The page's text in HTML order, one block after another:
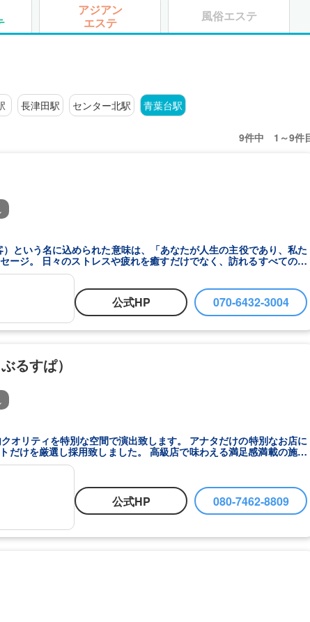
アジアン
エステ
風俗エステ
長津田駅 センター北駅 青葉台駅
9件中 1～9件
という名に込められた意味は、「あなたが人生の主役であり、私た
ージ。 日々のストレスや疲れを癒すだけでなく、訪れるすべてのお
ち上がる力を得られる場所。 田園都市線沿いの、青葉台・たまプラ
倒的なコストパフォーマンスとハイクオリティなサービスを両立さ
公式HP 070-6432-3004
るすぱ）
な空間で演出致します。 アナタだけの特別なお店に
した。 高級店で味わえる満足感満載の施術
公式HP 080-7462-8809